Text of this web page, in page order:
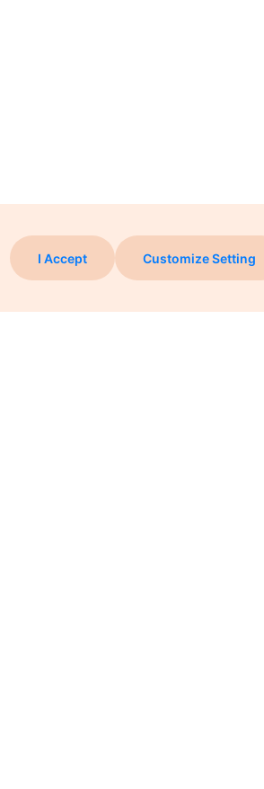
I Accept Customize Setting